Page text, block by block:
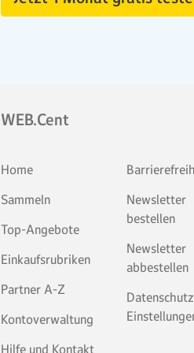
WEB.Cent
Home
Sammeln
Top-Angebote
Einkaufsrubriken
Partner A-Z
Kontoverwaltung
Hilfe und Kontakt
Newsletter
bestellen
Newsletter
abbestellen